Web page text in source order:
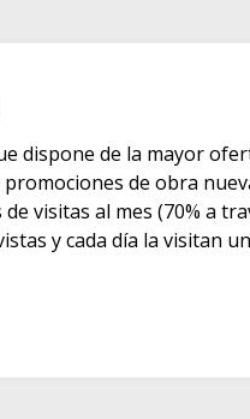
dispone de la mayor
de obra
visitas al mes (70% a
y cada día la visitan